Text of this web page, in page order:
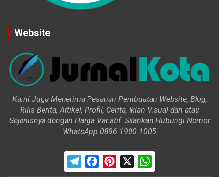
Website
Kami Juga Menerima Pesanan Pembuatan Website, Blog,
Rilis Berita, Artikel, Profil, Cerita, Iklan Visual dan atau
Sejenisnya dengan Harga Variatif. Silahkan Hubungi Nomor
WhatsApp 0896 1900 1005
AGUSTUS 2026
T
l
c
P
n
X
a